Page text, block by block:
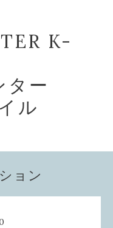
K-
ター
ル
ョン